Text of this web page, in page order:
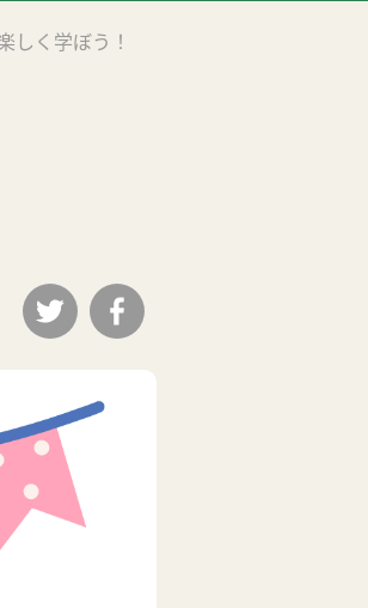
しく学ぼう！